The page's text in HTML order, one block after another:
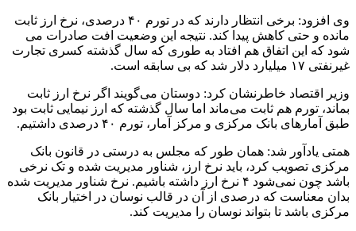
وی افزود: برخی انتظار دارند که در تورم ۴۰ درصدی، نرخ ارز ثابت
مانده و حتی کاهش پیدا کند. نتیجه این وضعیت افت صادرات می
شود که این اتفاق هم افتاد به طوری که سال گذشته کسری تجارت
غیرنفتی ۱۷ میلیارد دلار شد که بی سابقه است.
وزیر اقتصاد خاطرنشان کرد: دوستان می‌گویند اگر نرخ ارز ثابت
بماند،‌ تورم هم ثابت می‌ماند اما سال گذشته که ارز نیمایی ثابت بود
طبق آمارهای بانک مرکزی و مرکز آمار، ‌تورم ۴۰ درصدی داشتیم.
همتی یادآور شد: همان طور که مجلس به درستی در قانون بانک
مرکزی تصویب کرد، باید نرخ ارز، شناور مدیریت شده و تک نرخی
باشد چون نمی‌شود ۴ نرخ ارز داشته باشیم. نرخ شناور مدیریت شده
بدان معناست که درصدی از آن در قالب نوسان در اختیار بانک
مرکزی باشد تا بتواند نوسان را مدیریت کند.